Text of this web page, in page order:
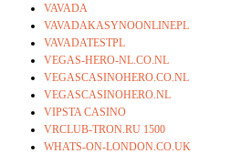
VAVADA
VAVADAKASYNOONLINEPL
VAVADATESTPL
VEGAS-HERO-NL.CO.NL
VEGASCASINOHERO.CO.NL
VEGASCASINOHERO.NL
VIPSTA CASINO
VRCLUB-TRON.RU 1500
WHATS-ON-LONDON.CO.UK